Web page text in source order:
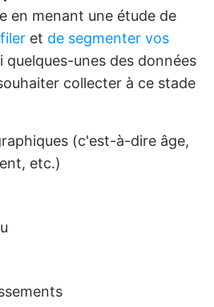
en menant une étude de
et de segmenter vos
quelques-unes des données
collecter à ce stade
(c'est-à-dire âge,
etc.)